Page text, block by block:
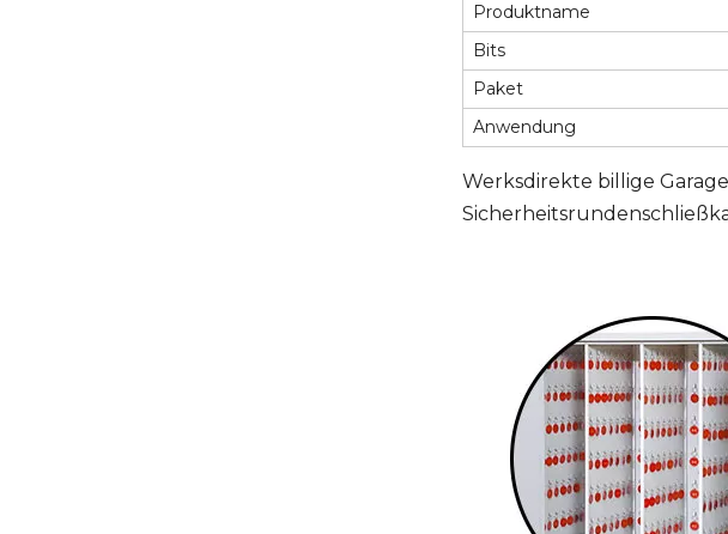
Produktname
Bits
Paket
Anwendung
Werksdirekte billige